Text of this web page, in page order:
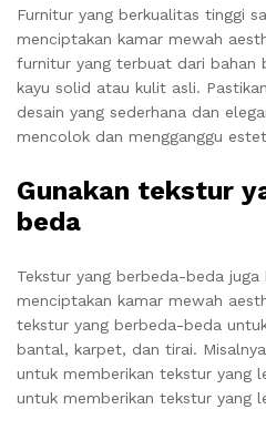
Furnitur yang berkualitas tinggi
menciptakan kamar mewah
furnitur yang terbuat dari bahan
kayu solid atau kulit asli.
desain yang sederhana dan
mencolok dan mengganggu
Gunakan tekstur
beda
Tekstur yang berbeda-beda
menciptakan kamar mewah
tekstur yang berbeda-beda
bantal, karpet, dan tirai.
untuk memberikan tekstur yang
untuk memberikan tekstur yang